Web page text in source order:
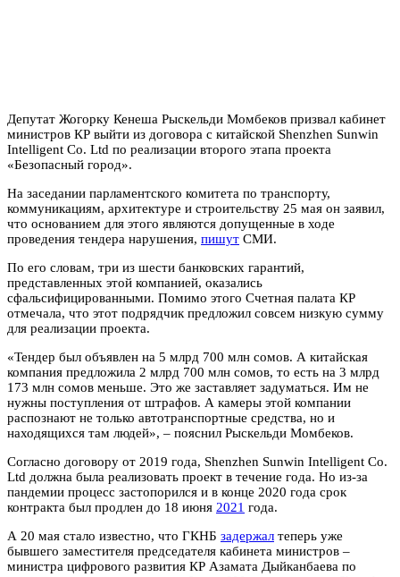
что основанием для этого являются допущенные в ходе
проведения тендера нарушения,пишутСМИ.
По его словам, три из шести банковских гарантий,
сфальсифицированными. Помимо этого Счетная палата КР
отмечала, что этот подрядчик предложил совсем низкую сумму
для реализации проекта.
компания предложила 2 млрд 700 млн сомов, то есть на 3 млрд
173 млн сомов меньше. Это же заставляет задуматься. Им не
нужны поступления от штрафов. А камеры этой компании
распознают не только автотранспортные средства, но и
находящихся там людей», ‒ пояснил Рыскельди Момбеков.
Согласно договору от 2019 года, Shenzhen Sunwin Intelligent Co.
Ltd должна была реализовать проект в течение года. Но из-за
пандемии процесс застопорился и в конце 2020 года срок
контракта был продлен до 18 июня 2021года.
А 20 мая стало известно, что ГКНБзадержалтеперь уже
министра цифрового развития КР Азамата Дыйканбаева по
подозрению в вымогательстве 2 млн 600 тысяч сомов у Shenzhen
Sunwin Intelligent Co. Ltd за продление сроков исполнения
договора.
Сам экс-чиновник эти обвинения отвергает и называет свое дело
политическим заказом.